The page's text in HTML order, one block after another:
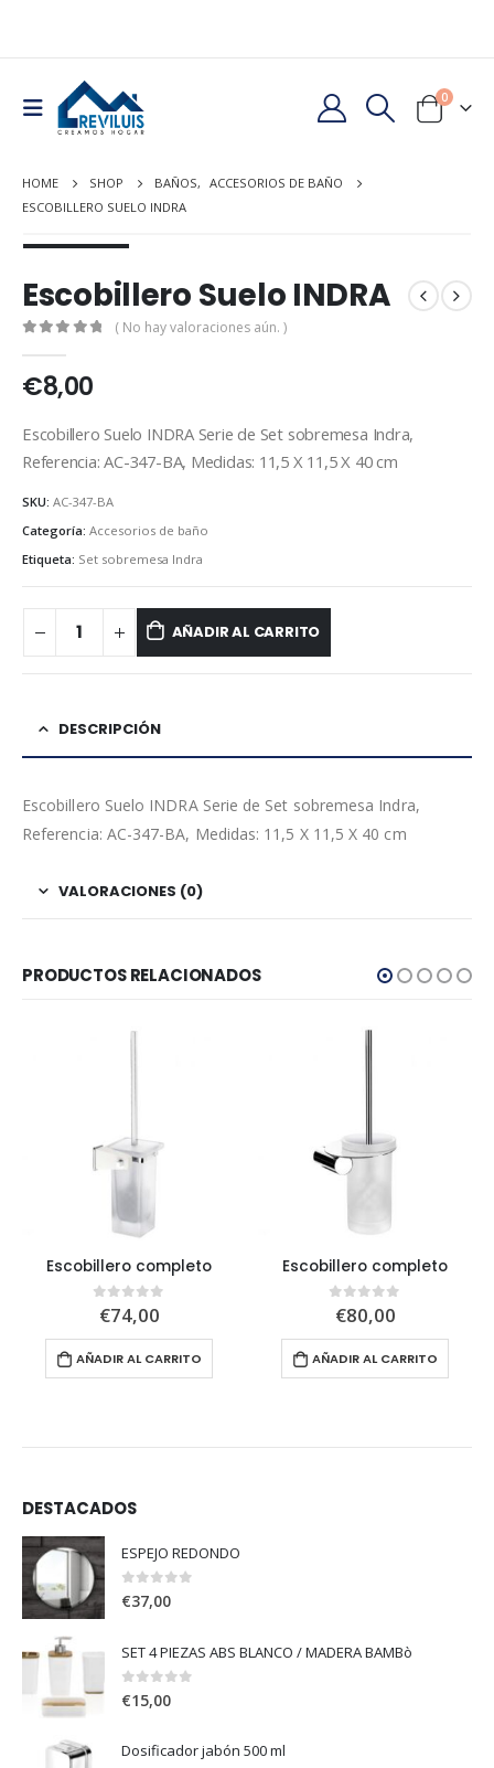
0
HOME SHOP BAÑOS, ACCESORIOS DE BAÑO
ESCOBILLERO SUELO INDRA
Escobillero Suelo INDRA
( No hay valoraciones aún. )
€8,00
Escobillero Suelo INDRA Serie de Set sobremesa Indra,
Referencia: AC-347-BA, Medidas: 11,5 X 11,5 X 40 cm
SKU: AC-347-BA
Categoría: Accesorios de baño
Etiqueta: Set sobremesa Indra
AÑADIR AL CARRITO
DESCRIPCIÓN
Escobillero Suelo INDRA Serie de Set sobremesa Indra,
Referencia: AC-347-BA, Medidas: 11,5 X 11,5 X 40 cm
VALORACIONES (0)
PRODUCTOS RELACIONADOS
Escobillero completo
0out of 5
€74,00
AÑADIR AL CARRITO
Escobillero completo
0out of 5
€80,00
AÑADIR AL CARRITO
DESTACADOS
ESPEJO REDONDO
0out of 5
€37,00
SET 4 PIEZAS ABS BLANCO / MADERA BAMBò
0 out of 5
€15,00
Dosificador jabón 500 ml